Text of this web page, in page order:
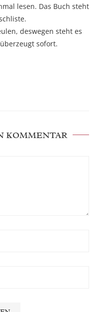
lesen. Das Buch steht
deswegen steht es
sofort.
KOMMENTAR